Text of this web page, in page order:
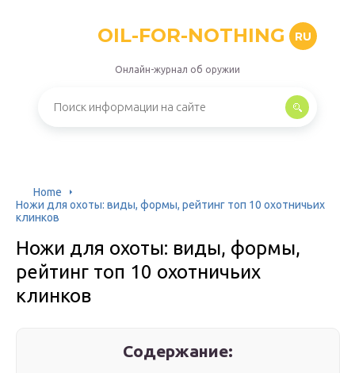
OIL-FOR-NOTHING RU
Онлайн-журнал об оружии
Home
Ножи для охоты: виды, формы, рейтинг топ 10 охотничьих
клинков
Ножи для охоты: виды, формы,
рейтинг топ 10 охотничьих
клинков
Содержание: